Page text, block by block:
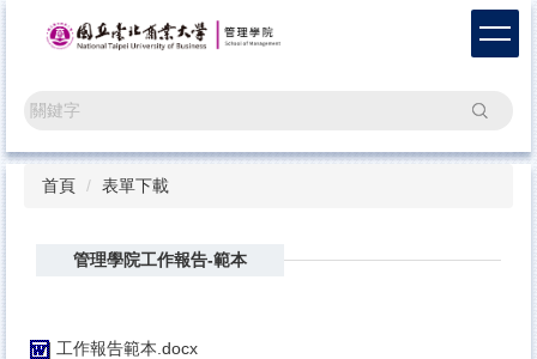
區
搜尋
首頁 表單下載
管理學院工作報告-範本
工作報告範本.docx